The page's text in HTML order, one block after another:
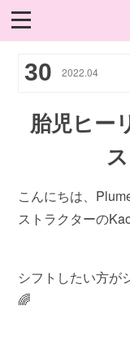
30 2022.04
胎児ヒー
こんにちは、
ストラクターの
シフトしたい方が
🌈